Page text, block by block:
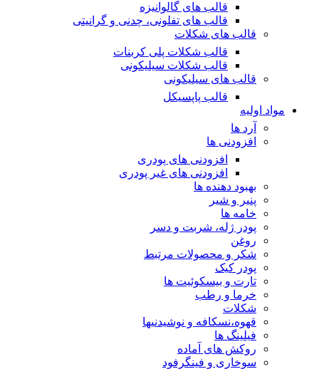
قالب های گالوانیزه
قالب های تفلونی، چدنی و گرانیتی
قالب های شکلات
قالب شکلات پلی کربنات
قالب شکلات سیلیکونی
قالب های سیلیکونی
قالب پاپسیکل
مواد اولیه
آرد ها
افزودنی ها
افزودنی های پودری
افزودنی های غیر پودری
بهبود دهنده ها
پنیر و شیر
خامه ها
پودر ژله، شربت و دسر
روغن
شکر و محصولات مرتبط
پودر کیک
تارت و بیسکوئیت ها
خرما و رطب
شکلات
قهوه،نسکافه و نوشیدنیها
فیلینگ ها
روکش های آماده
سوخاری و فینگرفود